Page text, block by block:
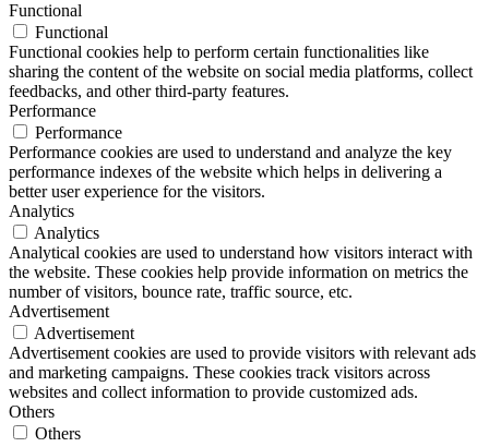
Functional
Functional
Functional cookies help to perform certain functionalities like
sharing the content of the website on social media platforms, collect
feedbacks, and other third-party features.
Performance
Performance
Performance cookies are used to understand and analyze the key
performance indexes of the website which helps in delivering a
better user experience for the visitors.
Analytics
Analytics
Analytical cookies are used to understand how visitors interact with
the website. These cookies help provide information on metrics the
number of visitors, bounce rate, traffic source, etc.
Advertisement
Advertisement
Advertisement cookies are used to provide visitors with relevant ads
and marketing campaigns. These cookies track visitors across
websites and collect information to provide customized ads.
Others
Others